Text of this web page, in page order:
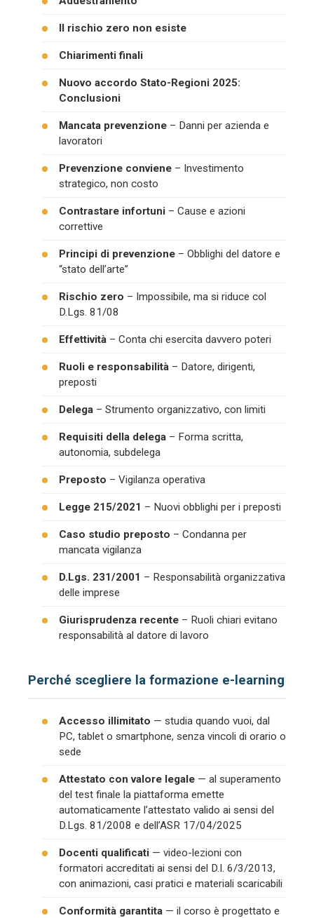
Il rischio zero non esiste
Chiarimenti finali
Nuovo accordo Stato-Regioni 2025:
Conclusioni
Mancata prevenzione – Danni per azienda e
lavoratori
Prevenzione conviene – Investimento
strategico, non costo
Contrastare infortuni – Cause e azioni
correttive
Principi di prevenzione – Obblighi del datore e
“stato dell’arte”
Rischio zero – Impossibile, ma si riduce col
D.Lgs. 81/08
Effettività – Conta chi esercita davvero poteri
Ruoli e responsabilità – Datore, dirigenti,
preposti
Delega – Strumento organizzativo, con limiti
Requisiti della delega – Forma scritta,
autonomia, subdelega
Preposto – Vigilanza operativa
Legge 215/2021 – Nuovi obblighi per i preposti
Caso studio preposto – Condanna per
mancata vigilanza
D.Lgs. 231/2001 – Responsabilità organizzativa
delle imprese
Giurisprudenza recente – Ruoli chiari evitano
responsabilità al datore di lavoro
Perché scegliere la formazione e-learning
Accesso illimitato — studia quando vuoi, dal
PC, tablet o smartphone, senza vincoli di orario o
sede
Attestato con valore legale — al superamento
del test finale la piattaforma emette
automaticamente l’attestato valido ai sensi del
D.Lgs. 81/2008 e dell’ASR 17/04/2025
Docenti qualificati — video-lezioni con
formatori accreditati ai sensi del D.I. 6/3/2013,
con animazioni, casi pratici e materiali scaricabili
Conformità garantita — il corso è progettato e